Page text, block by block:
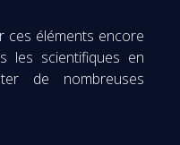
ces éléments encore
les scientifiques en
de nombreuses